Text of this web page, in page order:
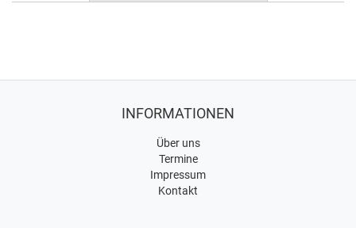
INFORMATIONEN
Über uns
Termine
Impressum
Kontakt